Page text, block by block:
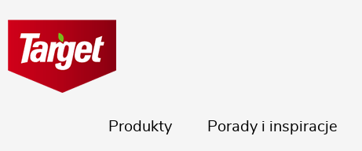
Produkty Porady i inspiracje